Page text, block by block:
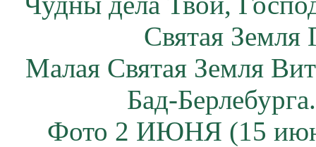
Святая
Малая Святая Земля
Бад-
Фото 2 ИЮНЯ (15